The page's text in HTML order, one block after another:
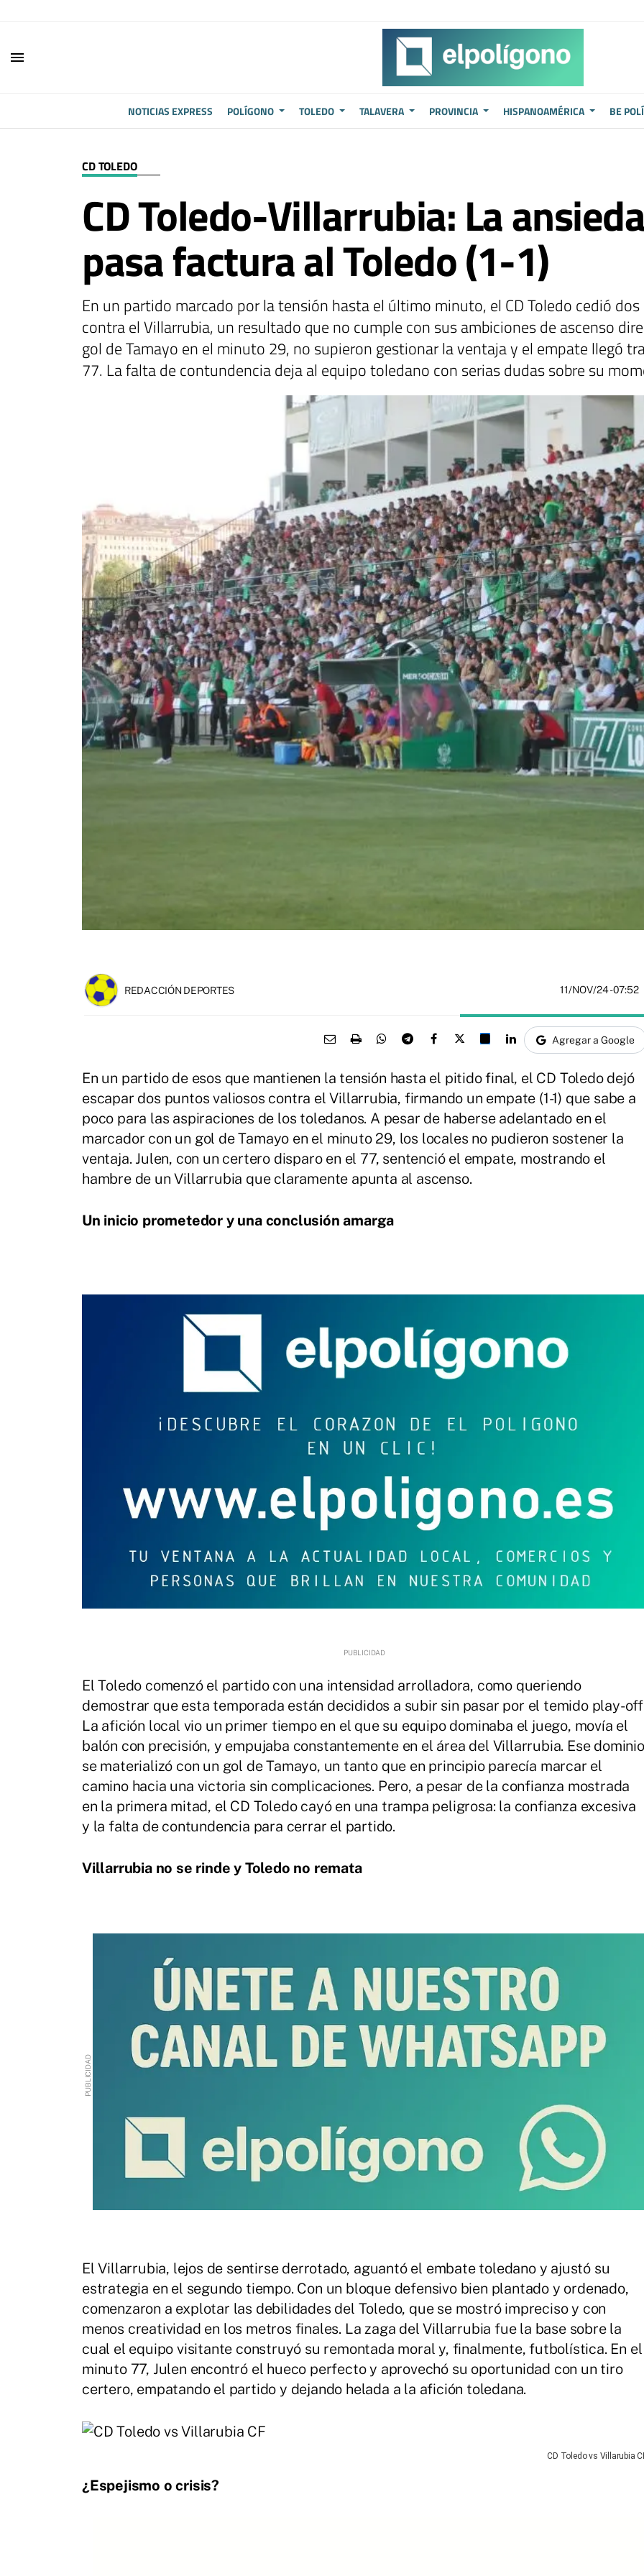
menu
NOTICIAS EXPRESS POLÍGONO TOLEDO TALAVERA PROVINCIA HISPANOAMÉRICA BE
CD TOLEDO
CD Toledo-Villarrubia: La
pasa factura al Toledo (1-1)
En un partido marcado por la tensión hasta el último minuto, el CD Toledo cedió
contra el Villarrubia, un resultado que no cumple con sus ambiciones de ascenso
gol de Tamayo en el minuto 29, no supieron gestionar la ventaja y el empate llegó
77. La falta de contundencia deja al equipo toledano con serias dudas sobre su
REDACCIÓN DEPORTES 11/NOV/24- 07:52
Agregar a Google
En un partido de esos que mantienen la tensión hasta el pitido final, el CD Toledo dejó
escapar dos puntos valiosos contra el Villarrubia, firmando un empate (1-1) que sabe a
poco para las aspiraciones de los toledanos. A pesar de haberse adelantado en el
marcador con un gol de Tamayo en el minuto 29, los locales no pudieron sostener la
ventaja. Julen, con un certero disparo en el 77, sentenció el empate, mostrando el
hambre de un Villarrubia que claramente apunta al ascenso.
Un inicio prometedor y una conclusión amarga
El Toledo comenzó el partido con una intensidad arrolladora, como queriendo
demostrar que esta temporada están decididos a subir sin pasar por el temido play-
La afición local vio un primer tiempo en el que su equipo dominaba el juego, movía el
balón con precisión, y empujaba constantemente en el área del Villarrubia. Ese dominio
se materializó con un gol de Tamayo, un tanto que en principio parecía marcar el
camino hacia una victoria sin complicaciones. Pero, a pesar de la confianza mostrada
en la primera mitad, el CD Toledo cayó en una trampa peligrosa: la confianza excesiva
y la falta de contundencia para cerrar el partido.
Villarrubia no se rinde y Toledo no remata
El Villarrubia, lejos de sentirse derrotado, aguantó el embate toledano y ajustó su
estrategia en el segundo tiempo. Con un bloque defensivo bien plantado y ordenado,
comenzaron a explotar las debilidades del Toledo, que se mostró impreciso y con
menos creatividad en los metros finales. La zaga del Villarrubia fue la base sobre la
cual el equipo visitante construyó su remontada moral y, finalmente, futbolística. En el
minuto 77, Julen encontró el hueco perfecto y aprovechó su oportunidad con un tiro
certero, empatando el partido y dejando helada a la afición toledana.
CD Toledo vs Villarubia
¿Espejismo o crisis?